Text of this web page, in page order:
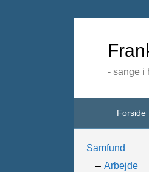
- sange i
Forside
Samfund
Arbejde